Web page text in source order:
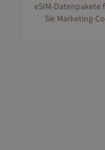
eSIM-Datenpakete
Sie Marketing-